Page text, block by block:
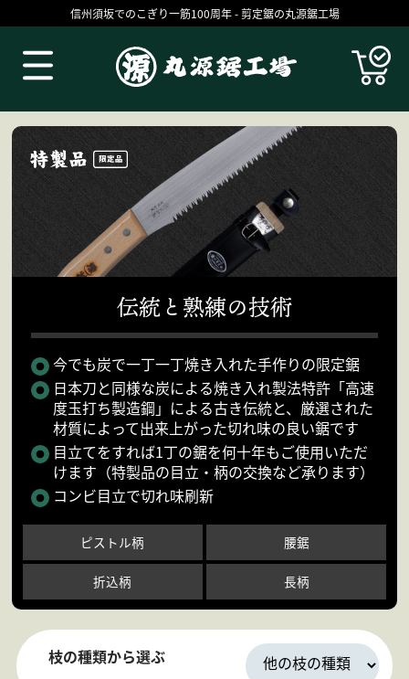
信州須坂でのこぎり一筋100周年 - 剪定鋸の丸源鋸工場
伝統と熟練の技術
今でも炭で一丁一丁焼き入れた手作りの限定鋸
日本刀と同様な炭による焼き入れ製法特許「高速
度玉打ち製造鋼」による古き伝統と、厳選された
材質によって出来上がった切れ味の良い鋸です
目立てをすれば1丁の鋸を何十年もご使用いただ
けます（特製品の目立・柄の交換など承ります）
コンビ目立で切れ味刷新
ピストル柄 腰鋸
折込柄 長柄
枝の種類から選ぶ
Products
丸源の技 お買いものガイド
コラム ブログ
会社案内 よくある質問
お問合せ 個人情報保護方針